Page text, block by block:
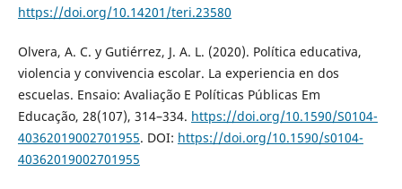
https://doi.org/10.14201/teri.23580
Olvera, A. C. y Gutiérrez, J. A. L. (2020). Política educativa,
violencia y convivencia escolar. La experiencia en dos
escuelas. Ensaio: Avaliação E Políticas Públicas Em
Educação, 28(107), 314–334. https://doi.org/10.1590/S0104-
40362019002701955. DOI: https://doi.org/10.1590/s0104-
40362019002701955